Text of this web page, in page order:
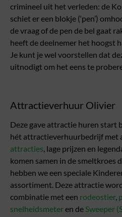
crimineel uit het verleden: de
schiet er een blokje (‘pen’)
de vraag of de pen de bel gaat
heeft de deelnemer het hoogst
Je kunt je wel voorstellen dat
uitnodigt om het eens te
Attractieverhuur Olivier
Deze gave attractie huren
hét attractieverhuurbedrijf met
attracties, lage prijzen en
komen samen in de smeltkroes
hebben we een speciale
assortiment. Deze attractie
combinatie met een rodeostier,
snelheidsmeteren de Sweeper